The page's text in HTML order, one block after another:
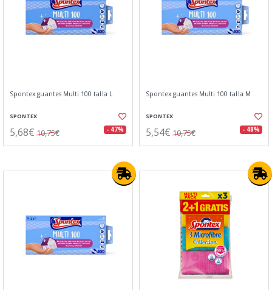
Spontex guantes Multi 100 talla L
SPONTEX
5,68€ 10,75€ - 47%
Spontex guantes Multi 100 talla M
SPONTEX
5,54€ 10,75€ - 48%